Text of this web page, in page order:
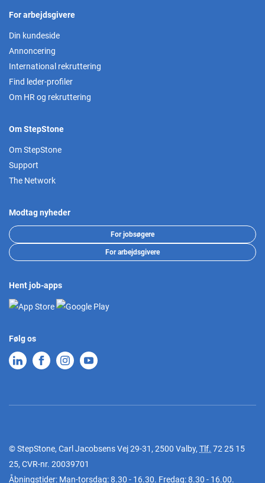
For arbejdsgivere
Din kundeside
Annoncering
International rekruttering
Find leder-profiler
Om HR og rekruttering
Om StepStone
Om StepStone
Support
The Network
Modtag nyheder
For jobsøgere
For arbejdsgivere
Hent job-apps
Følg os
© StepStone, Carl Jacobsens Vej 29-31, 2500 Valby, Tlf. 72 25 15
25, CVR-nr. 20039701
Åbningstider: Man-torsdag: 8.30 - 16.30. Fredag: 8.30 - 16.00.